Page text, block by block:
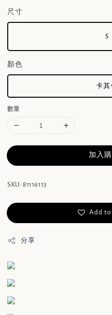
尺寸
S
顏色
卡其
數量
加入
SKU: 81116113
Add
分享